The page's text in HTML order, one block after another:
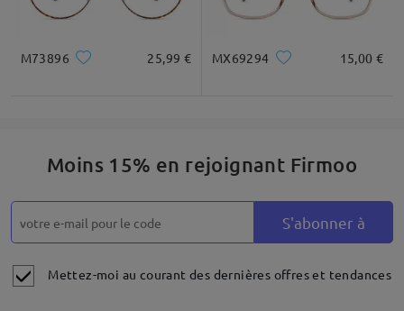
M73896 25,99 € MX69294 15,00 €
Moins 15% en rejoignant Firmoo
S'abonner à
Mettez-moi au courant des dernières offres et tendances